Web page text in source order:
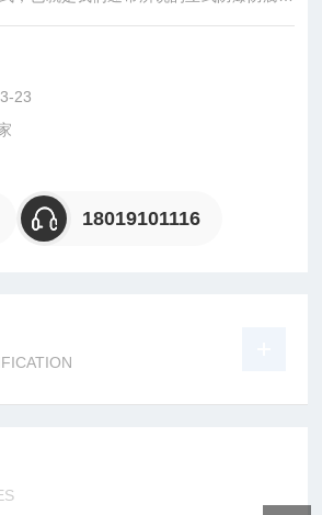
作柱。
境１区,２区危险场所。
炸性气体环境。
23
18019101116